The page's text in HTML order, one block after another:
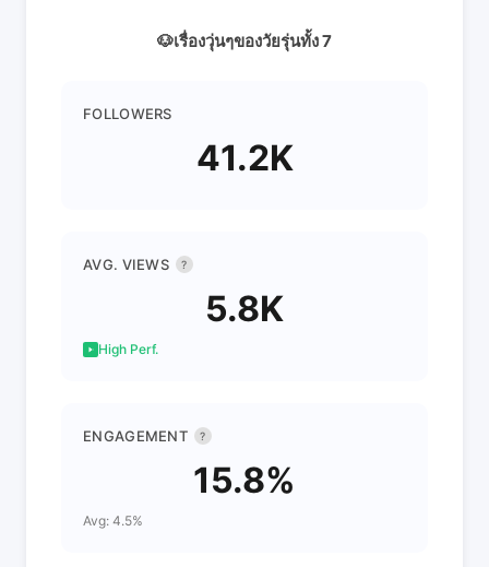
🐶เรื่องวุ่นๆของวัยรุ่นทั้ง 7
FOLLOWERS
41.2K
AVG. VIEWS ?
5.8K
High Perf.
ENGAGEMENT ?
15.8%
Avg: 4.5%